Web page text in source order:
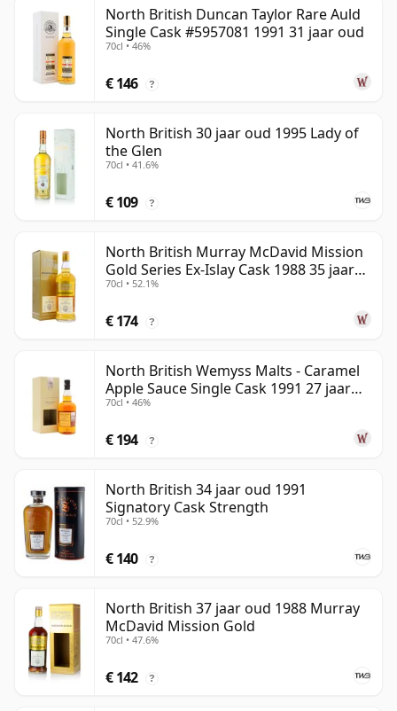
North British Duncan Taylor Rare Auld
Single Cask #5957081 1991 31 jaar oud
70cl • 46%
€ 146 ?
North British 30 jaar oud 1995 Lady of
the Glen
70cl • 41.6%
€ 109 ?
North British Murray McDavid Mission
Gold Series Ex-Islay Cask 1988 35 jaar
oud
70cl • 52.1%
€ 174 ?
North British Wemyss Malts - Caramel
Apple Sauce Single Cask 1991 27 jaar
oud
70cl • 46%
€ 194 ?
North British 34 jaar oud 1991
Signatory Cask Strength
70cl • 52.9%
€ 140 ?
North British 37 jaar oud 1988 Murray
McDavid Mission Gold
70cl • 47.6%
€ 142 ?